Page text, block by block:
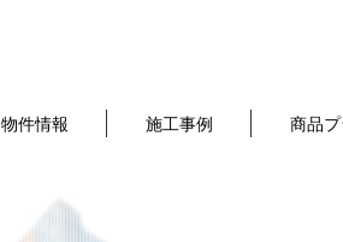
物件情報 施工事例 商品